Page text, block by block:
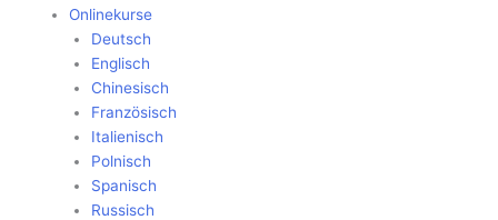
Onlinekurse
Deutsch
Englisch
Chinesisch
Französisch
Italienisch
Polnisch
Spanisch
Russisch